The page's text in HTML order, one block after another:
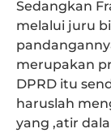
Sedangkan
melalui juru
merupakan
DPRD itu
haruslah
yang ,atir